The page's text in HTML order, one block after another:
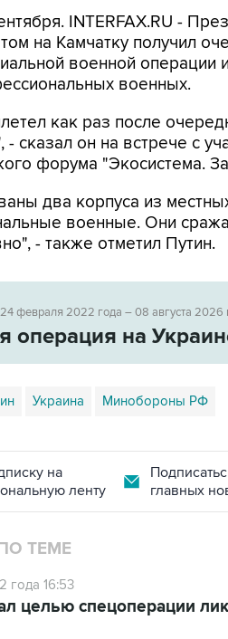
INTERFAX.RU -
на Камчатку получил
военной операции
военных.
как раз после
- сказал он на встрече с
форума "Экосистема.
два корпуса из
военные. Они
- также отметил Путин.
24 февраля 2022 года – 08 августа 2026
операция на
Украина Минобороны РФ
на
ленту
главных
ТЕМЕ
года 16:53
целью спецоперации